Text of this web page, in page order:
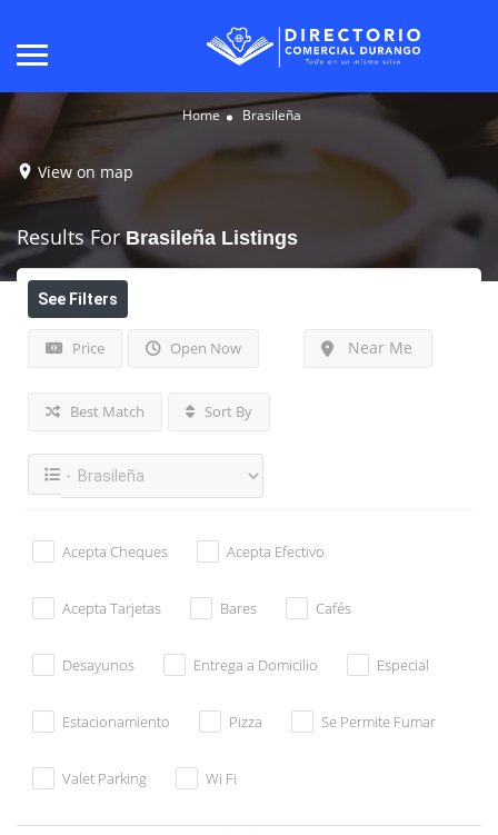
Home Brasileña
View on map
Results ForBrasileña Listings
See Filters
Price Open Now Near Me
Best Match Sort By
Acepta Cheques Acepta Efectivo
Acepta Tarjetas Bares Cafés
Desayunos Entrega a Domicilio Especial
Estacionamiento Pizza Se Permite Fumar
Valet Parking Wi Fi